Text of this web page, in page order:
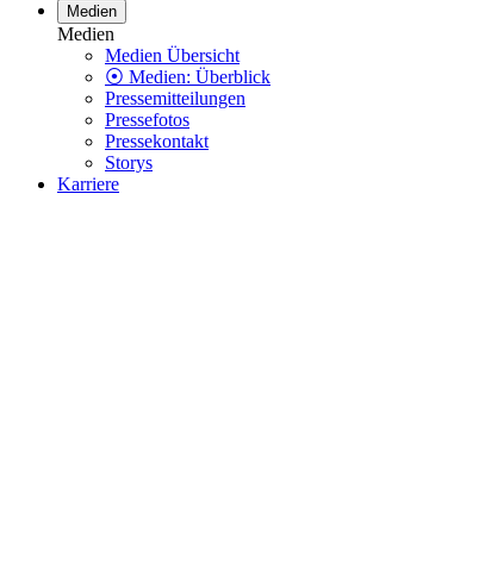
Medien
Medien
Medien Übersicht
⦿ Medien: Überblick
Pressemitteilungen
Pressefotos
Pressekontakt
Storys
Karriere